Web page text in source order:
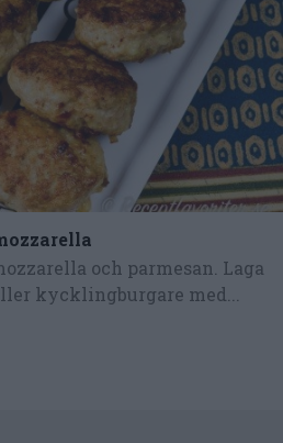
och parmesan. Laga
kycklingburgare med...